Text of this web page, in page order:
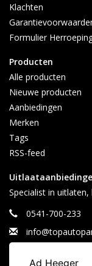
Contact:
info@topautoparts.nl
Maandag t/m vrijdag
Klachten
Formulier
Producten
Alle producten
Nieuwe producten
Aanbiedingen
Merken
Tags
RSS-feed
Specialist in
0541-700-233